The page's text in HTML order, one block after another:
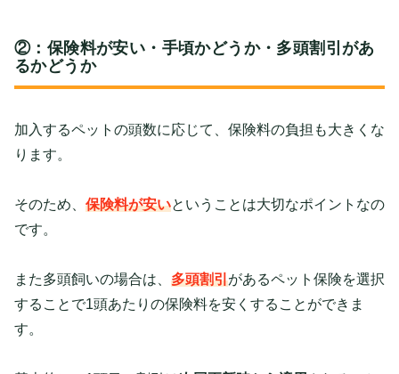
②：保険料が安い・手頃かどうか・多頭割引があ
るかどうか
加入するペットの頭数に応じて、保険料の負担も大きくな
ります。
そのため、 保険料が安いということは大切なポイントなの
です。
また多頭飼いの場合は、 多頭割引があるペット保険を選択
することで1頭あたりの保険料を安くすることができま
す。